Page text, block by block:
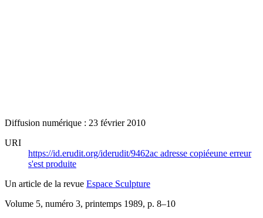
Diffusion numérique : 23 février 2010
URI
https://id.erudit.org/iderudit/9462ac adresse copiéeune erreur
s'est produite
Un article de la revue Espace Sculpture
Volume 5, numéro 3, printemps 1989, p. 8–10